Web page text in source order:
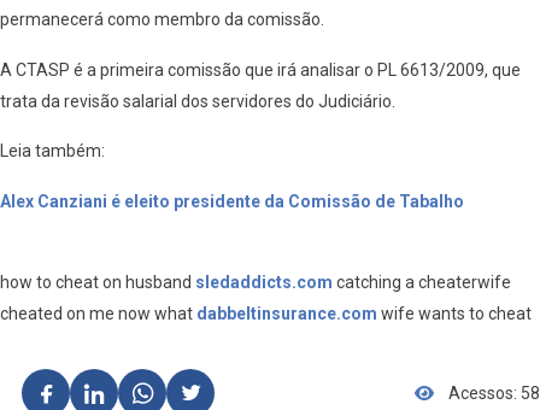
permanecerá como membro da comissão.
A CTASP é a primeira comissão que irá analisar o PL 6613/2009, que
trata da revisão salarial dos servidores do Judiciário.
Leia também:
Alex Canziani é eleito presidente da Comissão de Tabalho
how to cheat on husband sledaddicts.com catching a cheaterwife
cheated on me now what dabbeltinsurance.com wife wants to cheat
Acessos: 58